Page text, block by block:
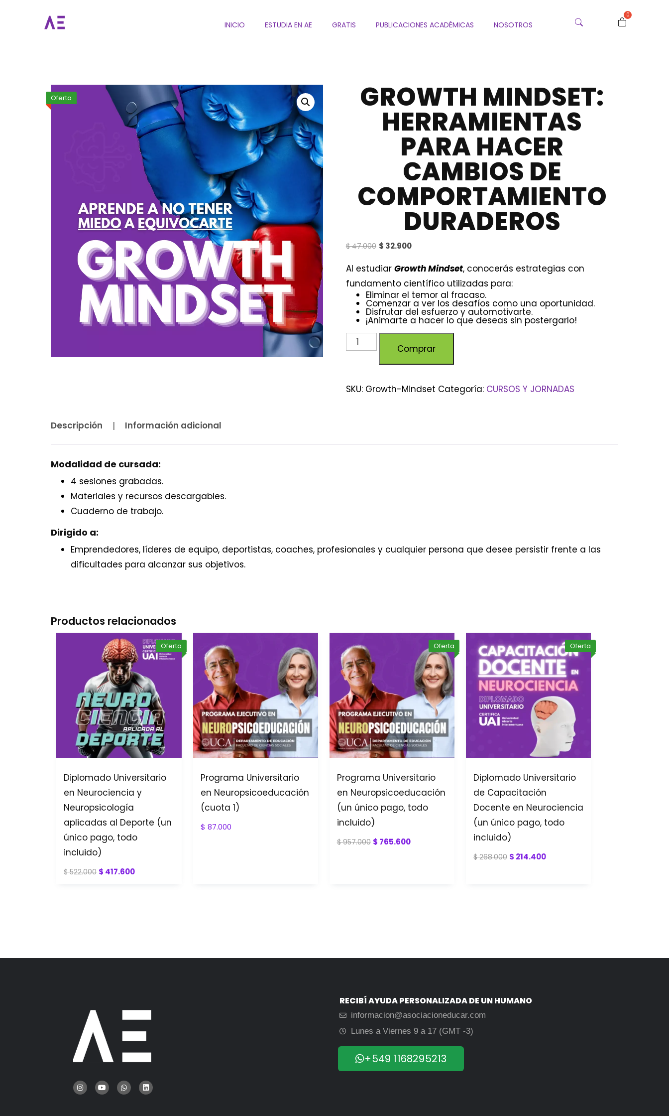
INICIO ESTUDIA EN AE GRATIS PUBLICACIONES ACADÉMICAS NOSOTROS
0
Oferta GROWTH MINDSET:
HERRAMIENTAS
PARA HACER
CAMBIOS DE
COMPORTAMIENTO
DURADEROS
$47.000 $ 32.900
Al estudiar Growth Mindset, conocerás estrategias con
fundamento científico utilizadas para:
Eliminar el temor al fracaso.
Comenzar a ver los desafíos como una oportunidad.
Disfrutar del esfuerzo y automotivarte.
¡Animarte a hacer lo que deseas sin postergarlo!
Comprar
SKU: Growth-Mindset Categoría: CURSOS Y JORNADAS
Descripción Información adicional
Modalidad de cursada:
4 sesiones grabadas.
Materiales y recursos descargables.
Cuaderno de trabajo.
Dirigido a:
Emprendedores, líderes de equipo, deportistas, coaches, profesionales y cualquier persona que desee persistir frente a las
dificultades para alcanzar sus objetivos.
Productos relacionados
Oferta
Diplomado Universitario
en Neurociencia y
Neuropsicología
aplicadas al Deporte (un
único pago, todo
incluido)
$522.000 $ 417.600
Programa Universitario
en Neuropsicoeducación
(cuota 1)
$ 87.000
Oferta
Programa Universitario
en Neuropsicoeducación
(un único pago, todo
incluido)
$957.000 $ 765.600
Oferta
Diplomado Universitario
de Capacitación
Docente en Neurociencia
(un único pago, todo
incluido)
$268.000 $ 214.400
RECIBÍ AYUDA PERSONALIZADA DE UN HUMANO
informacion@asociacioneducar.com
Lunes a Viernes 9 a 17 (GMT -3)
+549 1168295213